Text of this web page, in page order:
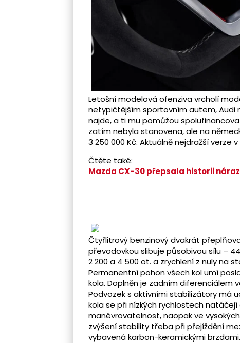
Letošní modelová ofenziva vrcholí
netypičtějším sportovním autem, Audi
najde, a ti mu pomůžou
zatím nebyla stanovena, ale na
3 250 000 Kč. Aktuálně nejdražší verze
Čtěte také:
Mazda CX-30 přepsala historii
Čtyřlitrový benzinový dvakrát
převodovkou slibuje působivou sílu –
2 200 a 4 500 ot. a zrychlení z nuly na
Permanentní pohon všech kol umí
kola. Doplněn je zadním diferenciálem
Podvozek s aktivními stabilizátory má
kola se při nízkých rychlostech
manévrovatelnost, naopak ve
zvýšení stability třeba při přejíždění
vybavená karbon-keramickými brzdami.